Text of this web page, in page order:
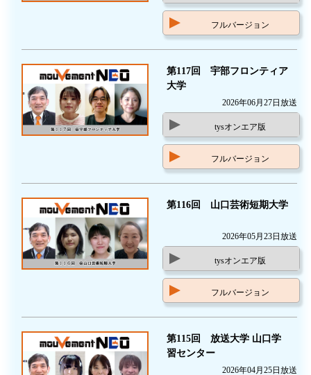
フルバージョン
第117回 宇部フロンティア
大学
2026年06月27日放送
tysオンエア版
フルバージョン
第116回 山口芸術短期大学
2026年05月23日放送
tysオンエア版
フルバージョン
第115回 放送大学 山口学
習センター
2026年04月25日放送